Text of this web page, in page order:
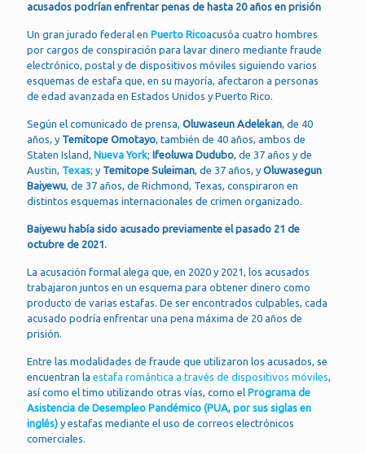
acusados podrían enfrentar penas de hasta 20 años en prisión
Un gran jurado federal en Puerto Ricoacusóa cuatro hombres
por cargos de conspiración para lavar dinero mediante fraude
electrónico, postal y de dispositivos móviles siguiendo varios
esquemas de estafa que, en su mayoría, afectaron a personas
de edad avanzada en Estados Unidos y Puerto Rico.
Según el comunicado de prensa, Oluwaseun Adelekan, de 40
años, y Temitope Omotayo, también de 40 años, ambos de
Staten Island, Nueva York; Ifeoluwa Dudubo, de 37 años y de
Austin, Texas; y Temitope Suleiman, de 37 años, y Oluwasegun
Baiyewu, de 37 años, de Richmond, Texas, conspiraron en
distintos esquemas internacionales de crimen organizado.
Baiyewu había sido acusado previamente el pasado 21 de
octubre de 2021.
La acusación formal alega que, en 2020 y 2021, los acusados
trabajaron juntos en un esquema para obtener dinero como
producto de varias estafas. De ser encontrados culpables, cada
acusado podría enfrentar una pena máxima de 20 años de
prisión.
Entre las modalidades de fraude que utilizaron los acusados, se
encuentran la estafa romántica a través de dispositivos móviles,
así como el timo utilizando otras vías, como el Programa de
Asistencia de Desempleo Pandémico (PUA, por sus siglas en
inglés) y estafas mediante el uso de correos electrónicos
comerciales.